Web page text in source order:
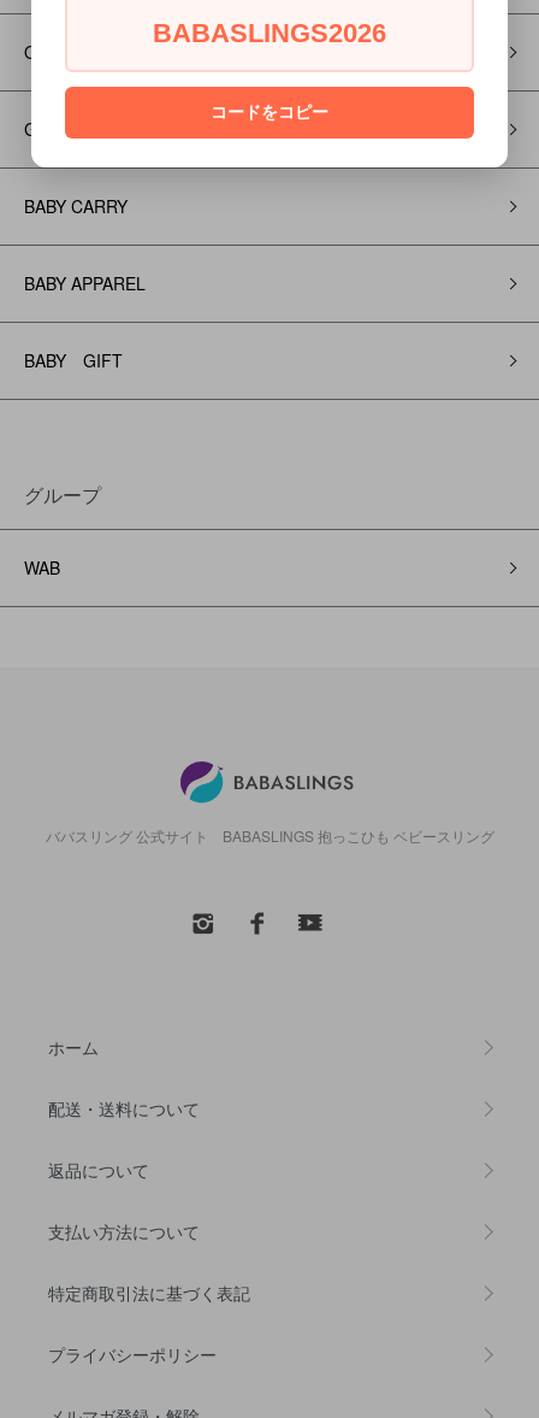
OUTLET
Gift Rapping
BABY CARRY
BABY APPAREL
BABY GIFT
グループ
WAB
ババスリング 公式サイト BABASLINGS 抱っこひも ベビースリング
ホーム
配送・送料について
返品について
支払い方法について
特定商取引法に基づく表記
プライバシーポリシー
BABASLINGS2026
コードをコピー